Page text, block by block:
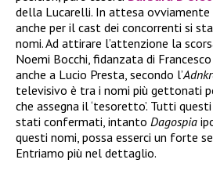
della Lucarelli. In attesa ovviamente
anche per il cast dei concorrenti si
nomi. Ad attirare l’attenzione la
Noemi Bocchi, fidanzata di
anche a Lucio Presta, secondo l’
televisivo è tra i nomi più gettonati
che assegna il ‘tesoretto’. Tutti
stati confermati, intanto Dagospia
questi nomi, possa esserci un forte
Entriamo più nel dettaglio.